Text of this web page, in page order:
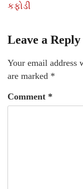
કફોડી
Leave a Reply
Your email address
are marked *
Comment *